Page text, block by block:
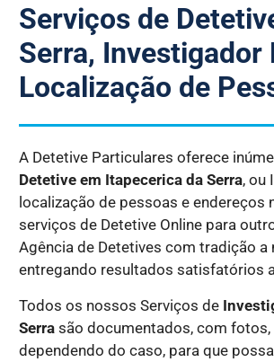
Serviços de
Serra, Investigador
Localização de
A Detetive Particulares oferece
Detetiveem Itapecerica da Serra, ou
localização de pessoas e endereços
serviços de Detetive Online para
Agência de Detetives com tradição
entregando resultados satisfatórios
Todos os nossos Serviços de
Serra são documentados, com
dependendo do caso, para que